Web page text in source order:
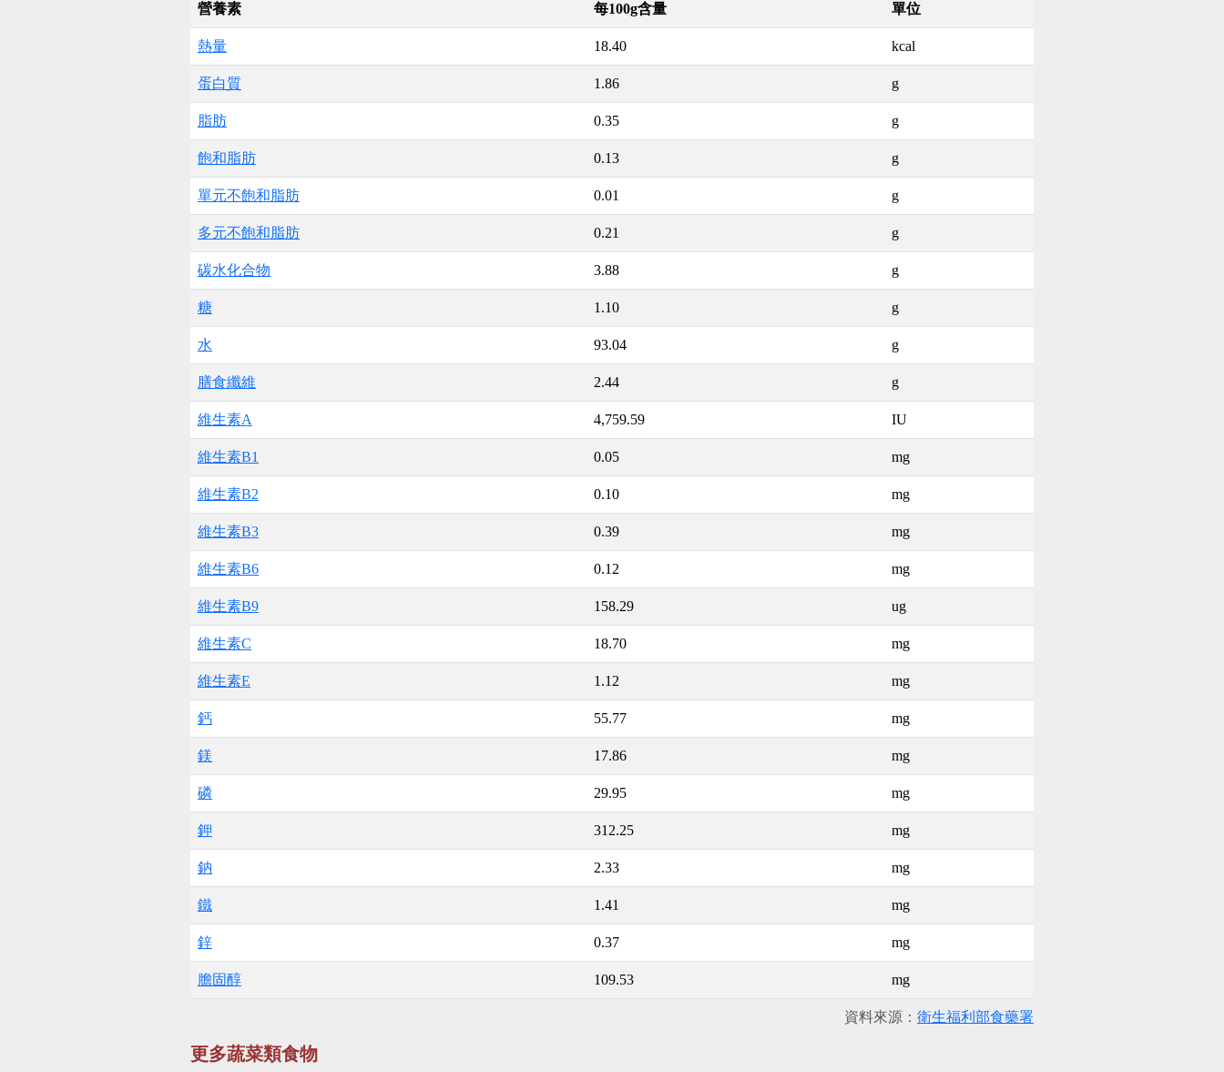
營養素 每100g含量 單位
熱量 18.40 kcal
蛋白質 1.86 g
脂肪 0.35 g
飽和脂肪 0.13 g
單元不飽和脂肪 0.01 g
多元不飽和脂肪 0.21 g
碳水化合物 3.88 g
糖 1.10 g
水 93.04 g
膳食纖維 2.44 g
維生素A 4,759.59 IU
維生素B1 0.05 mg
維生素B2 0.10 mg
維生素B3 0.39 mg
維生素B6 0.12 mg
維生素B9 158.29 ug
維生素C 18.70 mg
維生素E 1.12 mg
鈣 55.77 mg
鎂 17.86 mg
磷 29.95 mg
鉀 312.25 mg
鈉 2.33 mg
鐵 1.41 mg
鋅 0.37 mg
膽固醇 109.53 mg
資料來源： 衛生福利部食藥署
更多蔬菜類食物